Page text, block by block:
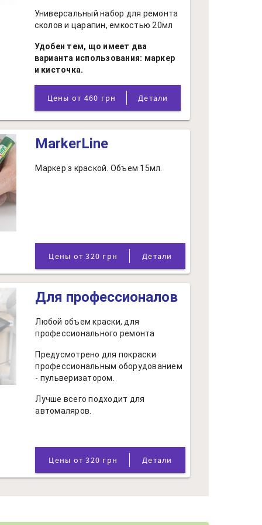
Универсальный набор для ремонта
сколов и царапин, емкостью 20мл
Удобен тем, що имеет два
варианта использования: маркер
и кисточка.
Цены от 460 грн Детали
MarkerLine
Маркер з краской. Объем 15мл.
Цены от 320 грн Детали
Для профессионалов
Любой объем краски, для
профессионального ремонта
Предусмотрено для покраски
профессиональным оборудованием
- пульверизатором.
Лучше всего подходит для
автомаляров.
Цены от 320 грн Детали